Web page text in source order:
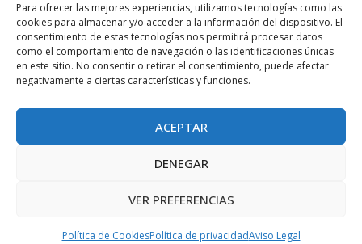
Para ofrecer las mejores experiencias, utilizamos tecnologías como las
cookies para almacenar y/o acceder a la información del dispositivo. El
consentimiento de estas tecnologías nos permitirá procesar datos
como el comportamiento de navegación o las identificaciones únicas
en este sitio. No consentir o retirar el consentimiento, puede afectar
negativamente a ciertas características y funciones.
ACEPTAR
DENEGAR
VER PREFERENCIAS
Política de CookiesPolítica de privacidadAviso Legal
Ramoncin
The Privados
Proudly powered by WordPress |Theme:Very Simple Start